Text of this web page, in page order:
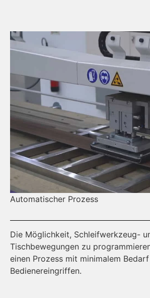
Automatischer Prozess
Die Möglichkeit, Schleifwerkzeug-
Tischbewegungen zu
einen Prozess mit minimalem
Bedienereingriffen.